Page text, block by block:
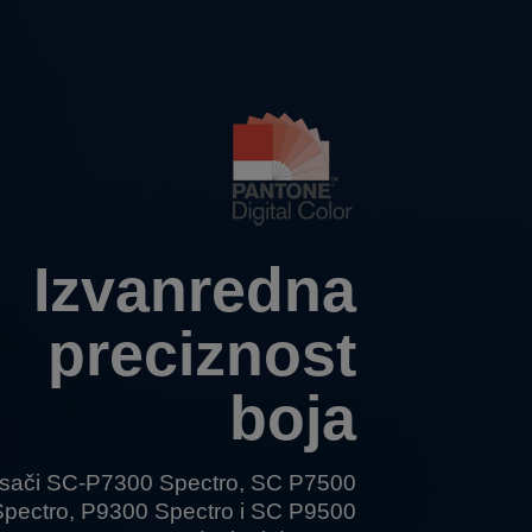
Izvanredna
preciznost
boja
SC-P7300 Spectro, SC P7500
, P9300 Spectro i SC P9500